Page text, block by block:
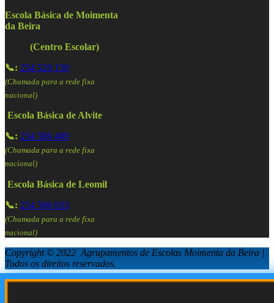
Escola Básica de Moimenta
da Beira
(Centro Escolar)
📞: 254 520 150
(Chamada para a rede fixa
nacional)
Escola Básica de Alvite
📞: 254 586 409
(Chamada para a rede fixa
nacional)
Escola Básica de Leomil
📞: 254 586 833
(Chamada para a rede fixa
nacional)
Copyright © 2022 Agrupamentos de Escolas Moimenta da Beira |
Todos os direitos reservados.